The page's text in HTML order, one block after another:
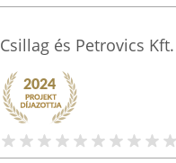
Csillag és Petrovics Kft.